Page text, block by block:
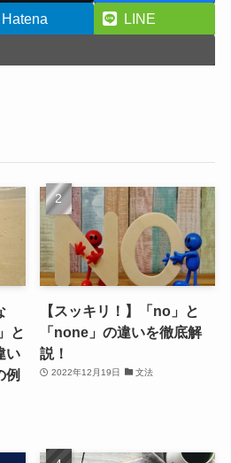
Hatena
LINE
と
い
例
【スッキリ！】「no」と
「none」の違いを徹底解
説！
2022年12月19日 文法